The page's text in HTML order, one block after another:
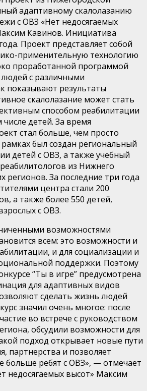
адаптивному скалолазанию
с ОВЗ «Нет недосягаемых
Кавинов. Инициатива
Проект представляет собой
применительную технологию
проработанной программой
с различными
показывают результаты
скалолазание может стать
способом реабилитации
детей. За время
стал больше, чем просто
был создан региональный
детей с ОВЗ, а также учебный
из Нижнего
регионов. За последние три года
центра стали 200
а также более 550 детей,
с ОВЗ.
возможностями
всем: это возможности и
и для социализации и
поддержки. Поэтому
“Ты в игре” предусмотрена
для адаптивных видов
сделать жизнь людей
значил очень многое: после
во встрече с руководством
обсудили возможности для
подход открывает новые пути
партнерства и позволяет
больше ребят с ОВЗ», — отмечает
недосягаемых высот» Максим